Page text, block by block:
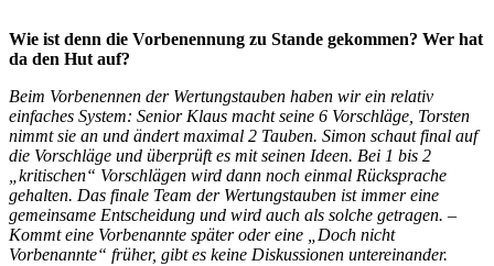
Wie ist denn die Vorbenennung zu Stande gekommen? Wer hat
da den Hut auf?
Beim Vorbenennen der Wertungstauben haben wir ein relativ
einfaches System: Senior Klaus macht seine 6 Vorschläge, Torsten
nimmt sie an und ändert maximal 2 Tauben. Simon schaut final auf
die Vorschläge und überprüft es mit seinen Ideen. Bei 1 bis 2
„kritischen“ Vorschlägen wird dann noch einmal Rücksprache
gehalten. Das finale Team der Wertungstauben ist immer eine
gemeinsame Entscheidung und wird auch als solche getragen. –
Kommt eine Vorbenannte später oder eine „Doch nicht
Vorbenannte“ früher, gibt es keine Diskussionen untereinander.